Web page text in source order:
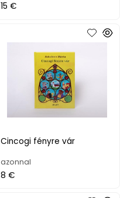
15 €
Cincogi fényre vár
azonnal
8 €